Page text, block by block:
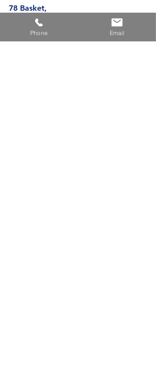
78 Basket,
Philippe PHAM
Président
Phone Email